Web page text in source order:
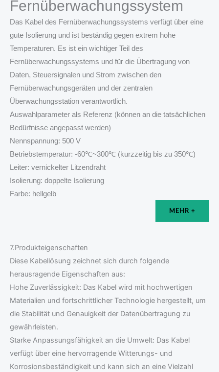
Fernüberwachungssystem
Das Kabel des Fernüberwachungssystems verfügt über eine
gute Isolierung und ist beständig gegen extrem hohe
Temperaturen. Es ist ein wichtiger Teil des
Fernüberwachungssystems und für die Übertragung von
Daten, Steuersignalen und Strom zwischen den
Fernüberwachungsgeräten und der zentralen
Überwachungsstation verantwortlich.
Auswahlparameter als Referenz (können an die tatsächlichen
Bedürfnisse angepasst werden)
Nennspannung: 500 V
Betriebstemperatur: -60℃~300℃ (kurzzeitig bis zu 350℃)
Leiter: vernickelter Litzendraht
Isolierung: doppelte Isolierung
Farbe: hellgelb
MEHR +
7.Produkteigenschaften
Diese Kabellösung zeichnet sich durch folgende
herausragende Eigenschaften aus:
Hohe Zuverlässigkeit: Das Kabel wird mit hochwertigen
Materialien und fortschrittlicher Technologie hergestellt, um
die Stabilität und Genauigkeit der Datenübertragung zu
gewährleisten.
Starke Anpassungsfähigkeit an die Umwelt: Das Kabel
verfügt über eine hervorragende Witterungs- und
Korrosionsbeständigkeit und kann sich an eine Vielzahl